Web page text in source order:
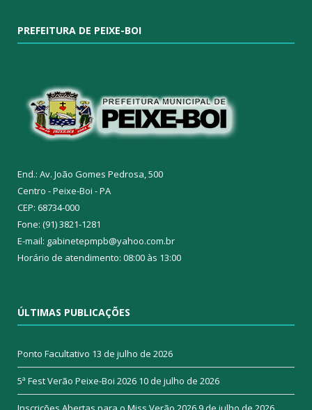
PREFEITURA DE PEIXE-BOI
End.: Av. João Gomes Pedrosa, 500
Centro - Peixe-Boi - PA
CEP: 68734-000
Fone: (91) 3821-1281
E-mail: gabinetepmpb@yahoo.com.br
Horário de atendimento: 08:00 às 13:00
ÚLTIMAS PUBLICAÇÕES
Ponto Facultativo 13 de julho de 2026
5ª Fest Verão Peixe-Boi 2026 10 de julho de 2026